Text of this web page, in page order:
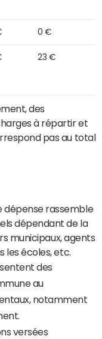
0 €
23 €
des
à répartir et
pas au total
dépense rassemble
dépendant de la
municipaux, agents
les écoles, etc.
des
au
notamment
versées